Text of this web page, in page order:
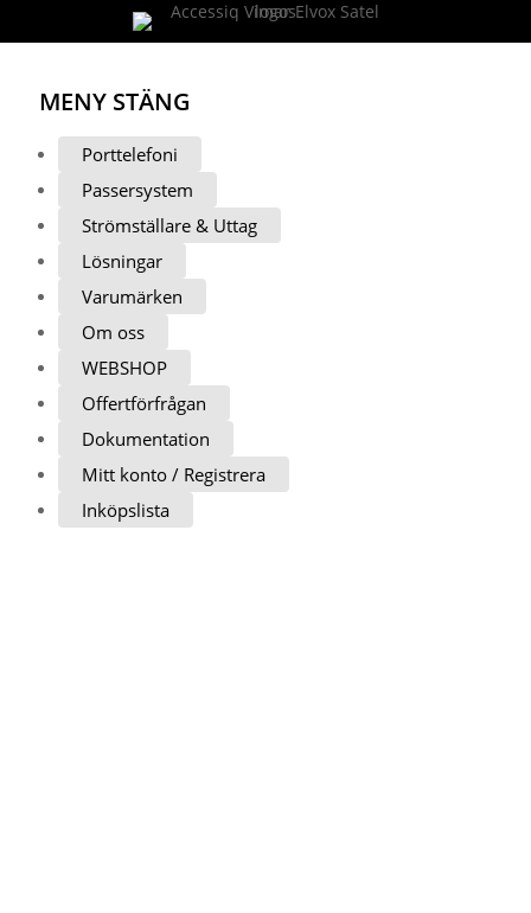
MENY STÄNG
Porttelefoni
Passersystem
Strömställare & Uttag
Lösningar
Varumärken
Om oss
WEBSHOP
Offertförfrågan
Dokumentation
Mitt konto / Registrera
Inköpslista